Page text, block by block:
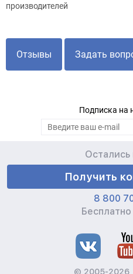
производителей
Отзывы Задать
Подписка на
Остались
Получить
8 800
© 2005-2026,